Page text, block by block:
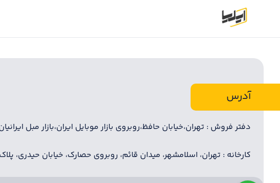
آدرس
دفتر فروش : تهران،خیابان حافظ،روبروی بازار موبایل ایران،بازار مبل
کارخانه : تهران، اسلامشهر، میدان قائم، روبروی حصارک، خیابان حیدری، پلاک ۱۰۹